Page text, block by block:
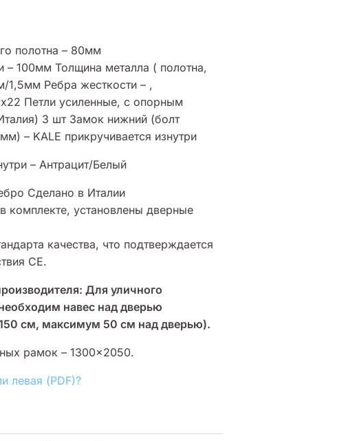
полотна – 80мм
– 100мм Толщина металла ( полотна,
1,5мм Ребражесткости– ,
Петли усиленные, с опорным
3 шт Замок нижний (болт
– KALE прикручивается изнутри
– Антрацит/Белый
Сделано в Италии
комплекте, установлены дверные
качества, что подтверждается
CE.
Для уличного
навес над дверью
см, максимум 50 см над дверью).
рамок – 1300×2050.
левая (PDF)?